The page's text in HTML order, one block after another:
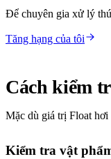
Để chuyên gia xử lý
Tăng hạng của tôi
Cách kiểm
Mặc dù giá trị Float
Kiểm tra vật